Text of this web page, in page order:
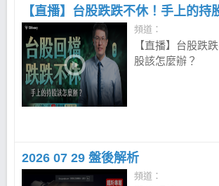
【直播】台股跌跌不休！手上的持
頻道：
【直播】台股跌
股該怎麼辦？
2026 07 29 盤後解析
頻道：